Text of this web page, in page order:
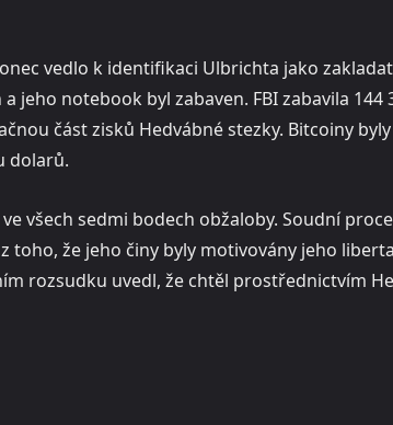
vedlo k identifikaci Ulbrichta jako
jeho notebook byl zabaven. FBI zabavila 144
část zisků Hedvábné stezky. Bitcoiny
dolarů.
všech sedmi bodech obžaloby. Soudní
toho, že jeho činy byly motivovány jeho
rozsudku uvedl, že chtěl prostřednictvím